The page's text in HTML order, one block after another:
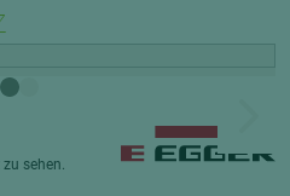
sehen.